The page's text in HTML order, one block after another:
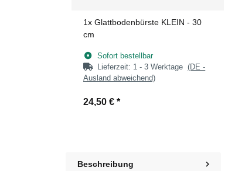
1x Glattbodenbürste KLEIN - 30
cm
Sofort bestellbar
Lieferzeit: 1 - 3 Werktage(DE -
Ausland abweichend)
24,50 € *
Beschreibung